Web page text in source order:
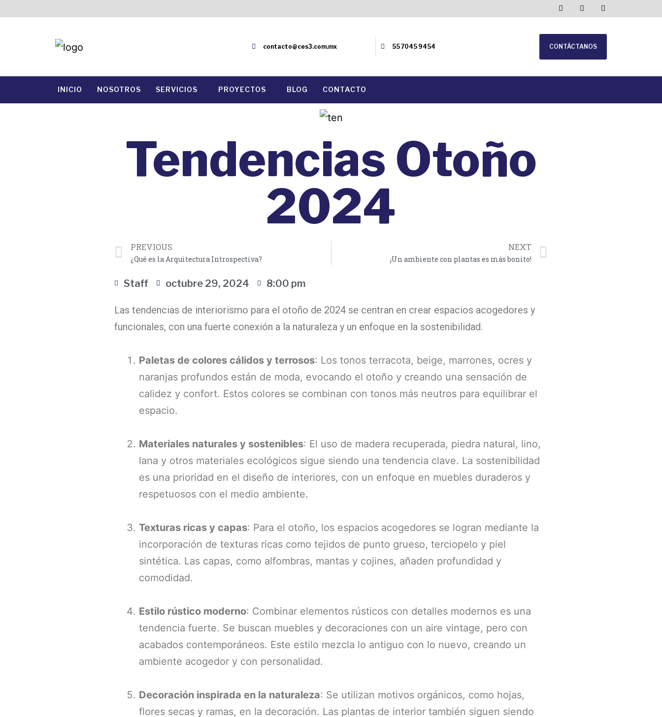
contacto@ces3.com.mx 55 7045 9454 CONTÁCTANOS
INICIO NOSOTROS SERVICIOS PROYECTOS BLOG CONTACTO
Tendencias Otoño
2024
PREVIOUS
¿Qué es la Arquitectura Introspectiva?
NEXT
¡Un ambiente con plantas es más bonito!
Staff octubre 29, 2024 8:00 pm
Las tendencias de interiorismo para el otoño de 2024 se centran en crear espacios acogedores y
funcionales, con una fuerte conexión a la naturaleza y un enfoque en la sostenibilidad.
Paletas de colores cálidos y terrosos: Los tonos terracota, beige, marrones, ocres y
naranjas profundos están de moda, evocando el otoño y creando una sensación de
calidez y confort. Estos colores se combinan con tonos más neutros para equilibrar el
espacio.
Materiales naturales y sostenibles: El uso de madera recuperada, piedra natural, lino,
lana y otros materiales ecológicos sigue siendo una tendencia clave. La sostenibilidad
es una prioridad en el diseño de interiores, con un enfoque en muebles duraderos y
respetuosos con el medio ambiente.
Texturas ricas y capas: Para el otoño, los espacios acogedores se logran mediante la
incorporación de texturas ricas como tejidos de punto grueso, terciopelo y piel
sintética. Las capas, como alfombras, mantas y cojines, añaden profundidad y
comodidad.
Estilo rústico moderno: Combinar elementos rústicos con detalles modernos es una
tendencia fuerte. Se buscan muebles y decoraciones con un aire vintage, pero con
acabados contemporáneos. Este estilo mezcla lo antiguo con lo nuevo, creando un
ambiente acogedor y con personalidad.
Decoración inspirada en la naturaleza: Se utilizan motivos orgánicos, como hojas,
flores secas y ramas, en la decoración. Las plantas de interior también siguen siendo